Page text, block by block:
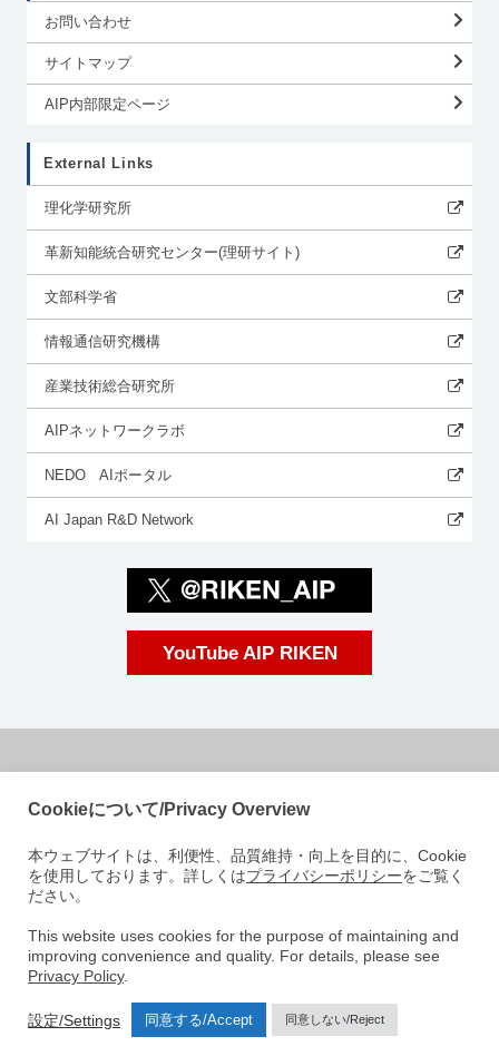
お問い合わせ
サイトマップ
AIP内部限定ページ
External Links
理化学研究所
革新知能統合研究センター(理研サイト)
文部科学省
情報通信研究機構
産業技術総合研究所
AIPネットワークラボ
NEDO AIポータル
AI Japan R&D Network
YouTube AIP RIKEN
国立研究開発法人理化学研究所
〒103-0027
東京都中央区日本橋 1-4-1
e-mail: aip-koho [at]riken.jp 注: メールアドレスの[at]は@に変えてくださ
い
AIPについて
アクセス お問い合わせ サイトマップ
Cookieについて/Privacy Overview
本ウェブサイトは、利便性、品質維持・向上を目的に、Cookie
を使用しております。詳しくはプライバシーポリシーをご覧く
ださい。
This website uses cookies for the purpose of maintaining and
improving convenience and quality. For details, please see
Privacy Policy.
設定/Settings 同意する/Accept 同意しない/Reject